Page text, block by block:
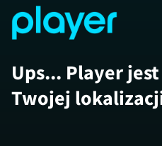
Ups... Player
Twojej